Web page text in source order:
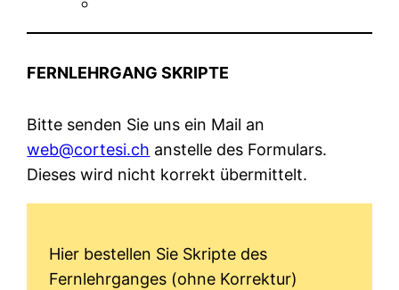
FERNLEHRGANG SKRIPTE
Bitte senden Sie uns ein Mail an
web@cortesi.ch anstelle des Formulars.
Dieses wird nicht korrekt übermittelt.
Hier bestellen Sie Skripte des
Fernlehrganges (ohne Korrektur)